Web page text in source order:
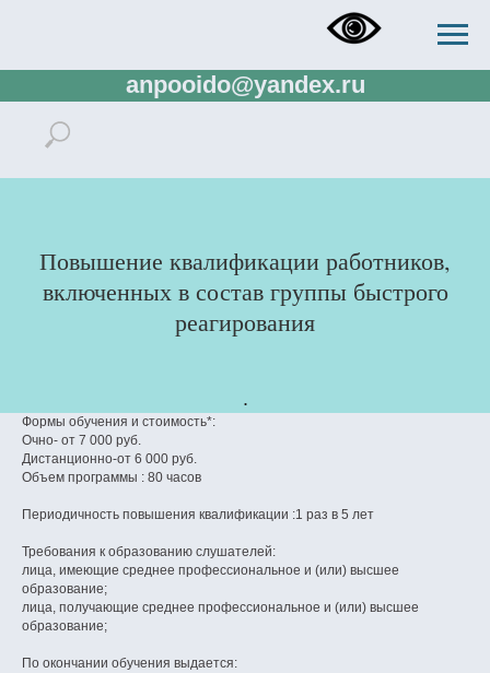
+73433832673, +73433288138,
+79321137807, rector.ido@gmail.com,
anpooido@yandex.ru
Повышение квалификации работников,
включенных в состав группы быстрого
реагирования
.
Формы обучения и стоимость*:
Очно- от 7 000 руб.
Дистанционно-от 6 000 руб.
Объем программы : 80 часов
Периодичность повышения квалификации :1 раз в 5 лет
Требования к образованию слушателей:
лица, имеющие среднее профессиональное и (или) высшее
образование;
лица, получающие среднее профессиональное и (или) высшее
образование;
По окончании обучения выдается: